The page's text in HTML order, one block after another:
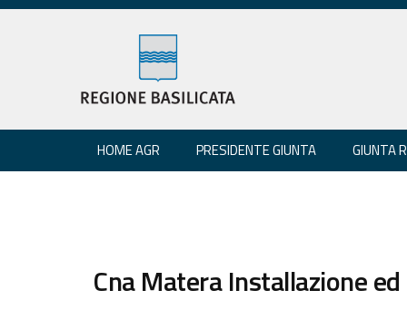
HOME AGR PRESIDENTE GIUNTA GIUNTA
Cna Matera Installazione